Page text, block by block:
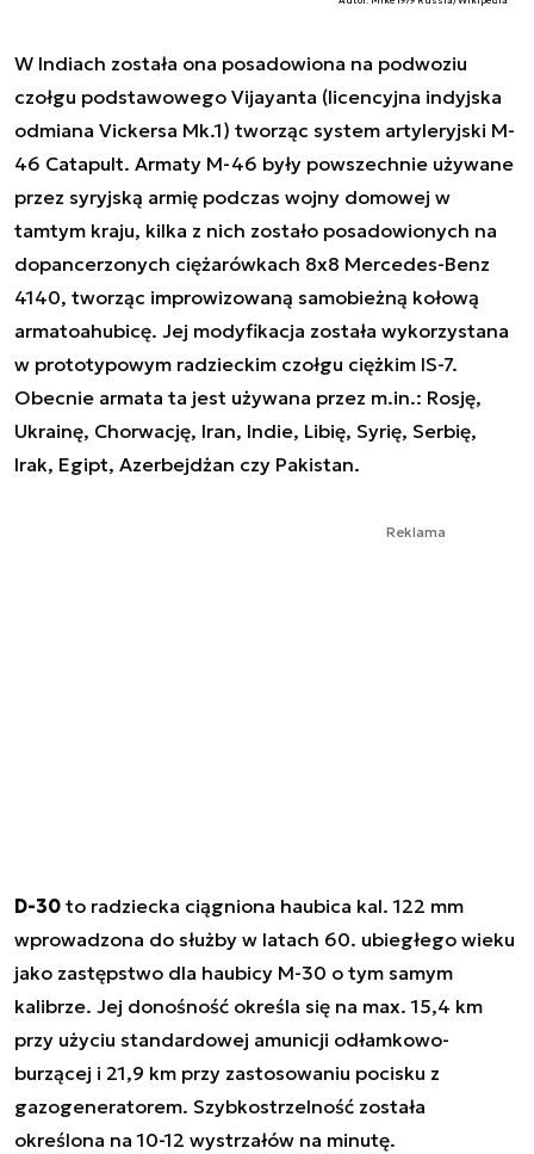
W Indiach została ona posadowiona na podwoziu
czołgu podstawowego Vijayanta (licencyjna indyjska
odmiana Vickersa Mk.1) tworząc system artyleryjski M-
46 Catapult. Armaty M-46 były powszechnie używane
przez syryjską armię podczas wojny domowej w
tamtym kraju, kilka z nich zostało posadowionych na
dopancerzonych ciężarówkach 8x8 Mercedes-Benz
4140, tworząc improwizowaną samobieżną kołową
armatoahubicę. Jej modyfikacja została wykorzystana
w prototypowym radzieckim czołgu ciężkim IS-7.
Obecnie armata ta jest używana przez m.in.: Rosję,
Ukrainę, Chorwację, Iran, Indie, Libię, Syrię, Serbię,
Irak, Egipt, Azerbejdżan czy Pakistan.
Reklama
D-30 to radziecka ciągniona haubica kal. 122 mm
wprowadzona do służby w latach 60. ubiegłego wieku
jako zastępstwo dla haubicy M-30 o tym samym
kalibrze. Jej donośność określa się na max. 15,4 km
przy użyciu standardowej amunicji odłamkowo-
burzącej i 21,9 km przy zastosowaniu pocisku z
gazogeneratorem. Szybkostrzelność została
określona na 10-12 wystrzałów na minutę.